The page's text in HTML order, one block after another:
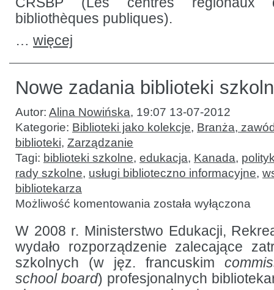
bibliothèques publiques).
… więcej
Nowe zadania biblioteki
Autor: Alina Nowińska, 19:07 13-07-2012
Kategorie: Biblioteki jako kolekcje, Branża,
biblioteki, Zarządzanie
Tagi: biblioteki szkolne, edukacja, Kanada,
rady szkolne, usługi biblioteczno informacyjne,
bibliotekarza
Możliwość komentowania Nowe
zadania
szkolnej
została wyłączona
W 2008 r. Ministerstwo Edukacji,
wydało rozporządzenie zalecające
szkolnych (w jęz. francuskim
school board) profesjonalnych